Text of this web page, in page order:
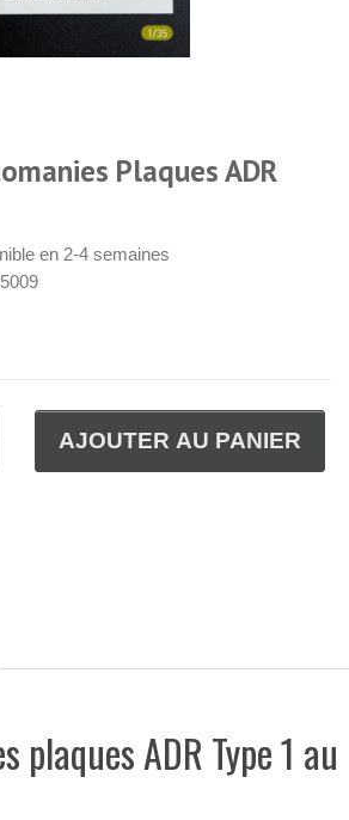
Plaques ADR
en 2-4 semaines
plaques ADR Type 1 au